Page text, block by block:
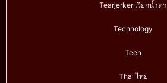
Tearjerker เรียกน้ำตา
Technology
Teen
Thai ไทย